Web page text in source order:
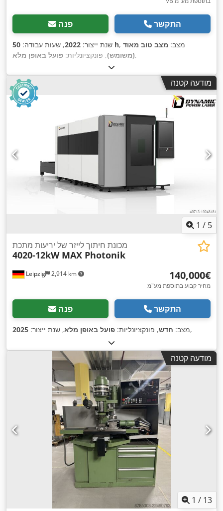
פנה התקשר
שנת ייצור: 2022, שעות עבודה: 50 h , מצב: מצב טוב מאוד
(משומש), פונקציונליות: פועל באופן מלא ,
מודעה קטנה
1 / 5
Leipzig 2,914 km
מכונת חיתוך לייזר של יריעות מתכת
4020-12kW MAX Photonik
‏140,000 ‏€
מחיר קבוע בתוספת מע"מ
פנה התקשר
מצב: חדש, פונקציונליות: פועל באופן מלא, שנת ייצור: 2025 ,
מודעה קטנה
1 / 13